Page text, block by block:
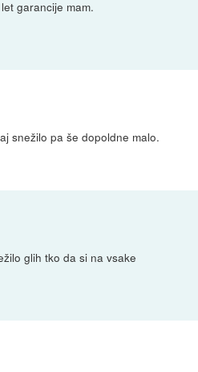
garancije mam.
snežilo pa še dopoldne malo.
glih tko da si na vsake